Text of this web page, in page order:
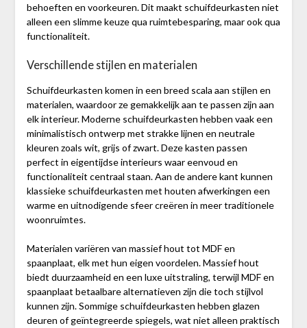
behoeften en voorkeuren. Dit maakt schuifdeurkasten niet
alleen een slimme keuze qua ruimtebesparing, maar ook qua
functionaliteit.
Verschillende stijlen en materialen
Schuifdeurkasten komen in een breed scala aan stijlen en
materialen, waardoor ze gemakkelijk aan te passen zijn aan
elk interieur. Moderne schuifdeurkasten hebben vaak een
minimalistisch ontwerp met strakke lijnen en neutrale
kleuren zoals wit, grijs of zwart. Deze kasten passen
perfect in eigentijdse interieurs waar eenvoud en
functionaliteit centraal staan. Aan de andere kant kunnen
klassieke schuifdeurkasten met houten afwerkingen een
warme en uitnodigende sfeer creëren in meer traditionele
woonruimtes.
Materialen variëren van massief hout tot MDF en
spaanplaat, elk met hun eigen voordelen. Massief hout
biedt duurzaamheid en een luxe uitstraling, terwijl MDF en
spaanplaat betaalbare alternatieven zijn die toch stijlvol
kunnen zijn. Sommige schuifdeurkasten hebben glazen
deuren of geïntegreerde spiegels, wat niet alleen praktisch